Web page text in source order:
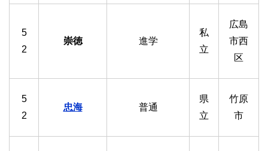
5
2
崇徳 進学
私
立
広島
市西
区
5
2
忠海 普通
県
立
竹原
市